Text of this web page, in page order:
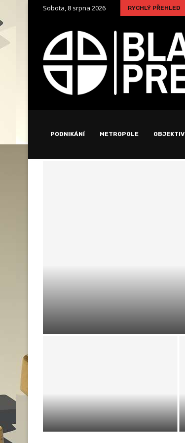
Sobota, 8 srpna 2026 RYCHLÝ PŘEHLED
Snubní prsten jako znak rodinných hodnot a společné...
PODNIKÁNÍ METROPOLE OBJEKTIV